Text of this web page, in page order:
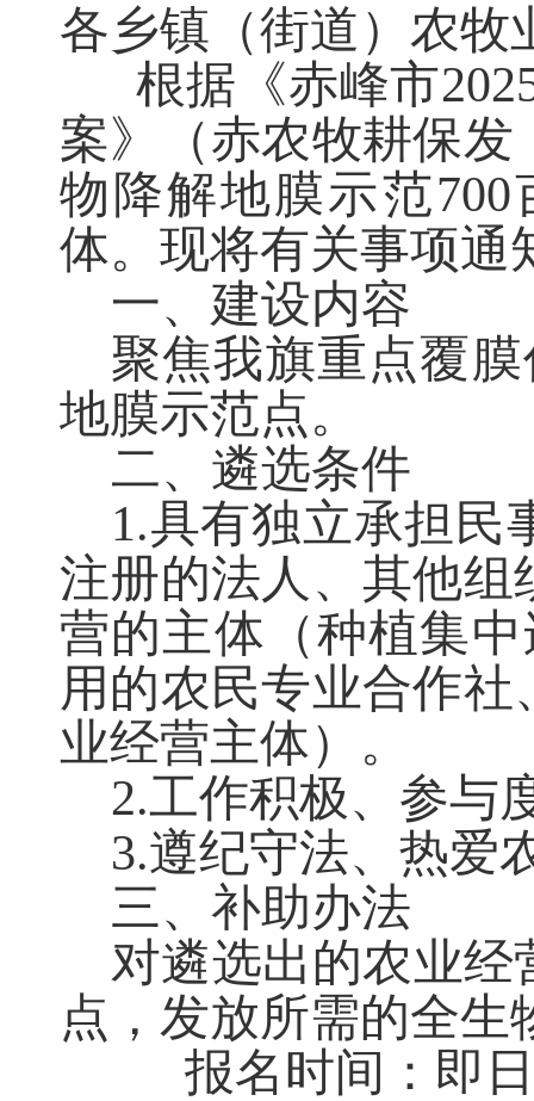
各乡镇（街道）农牧
根据《赤峰市
案》（赤农牧耕保发
物降解地膜示范700
体。现将有关事项通
一、建设内容
聚焦我旗重点覆
地膜示范点。
二、遴选条件
1.具有独立承担民
注册的法人、其他
营的主体 （种植集
用的农民专业合作
业经营主体）。
2.工作积极、参与
3.遵纪守法、热爱
三、补助办法
对遴选出的农业
点，发放所需的全生
报名时间：即日